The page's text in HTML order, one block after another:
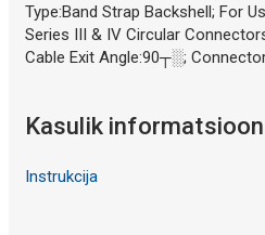
Type:Band Strap Backshell; For
Series III & IV Circular
Cable Exit Angle:90┬░;
Kasulik informatsioon
Instrukcija